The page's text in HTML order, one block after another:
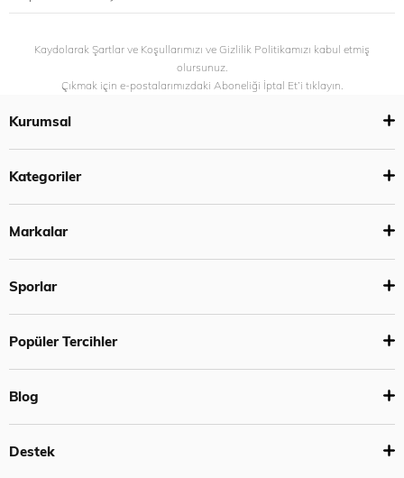
Kaydolarak Şartlar ve Koşullarımızı ve Gizlilik Politikamızı kabul etmiş
olursunuz.
Çıkmak için e-postalarımızdaki Aboneliği İptal Et’i tıklayın.
Kurumsal
Kategoriler
Markalar
Sporlar
Popüler Tercihler
Blog
Destek